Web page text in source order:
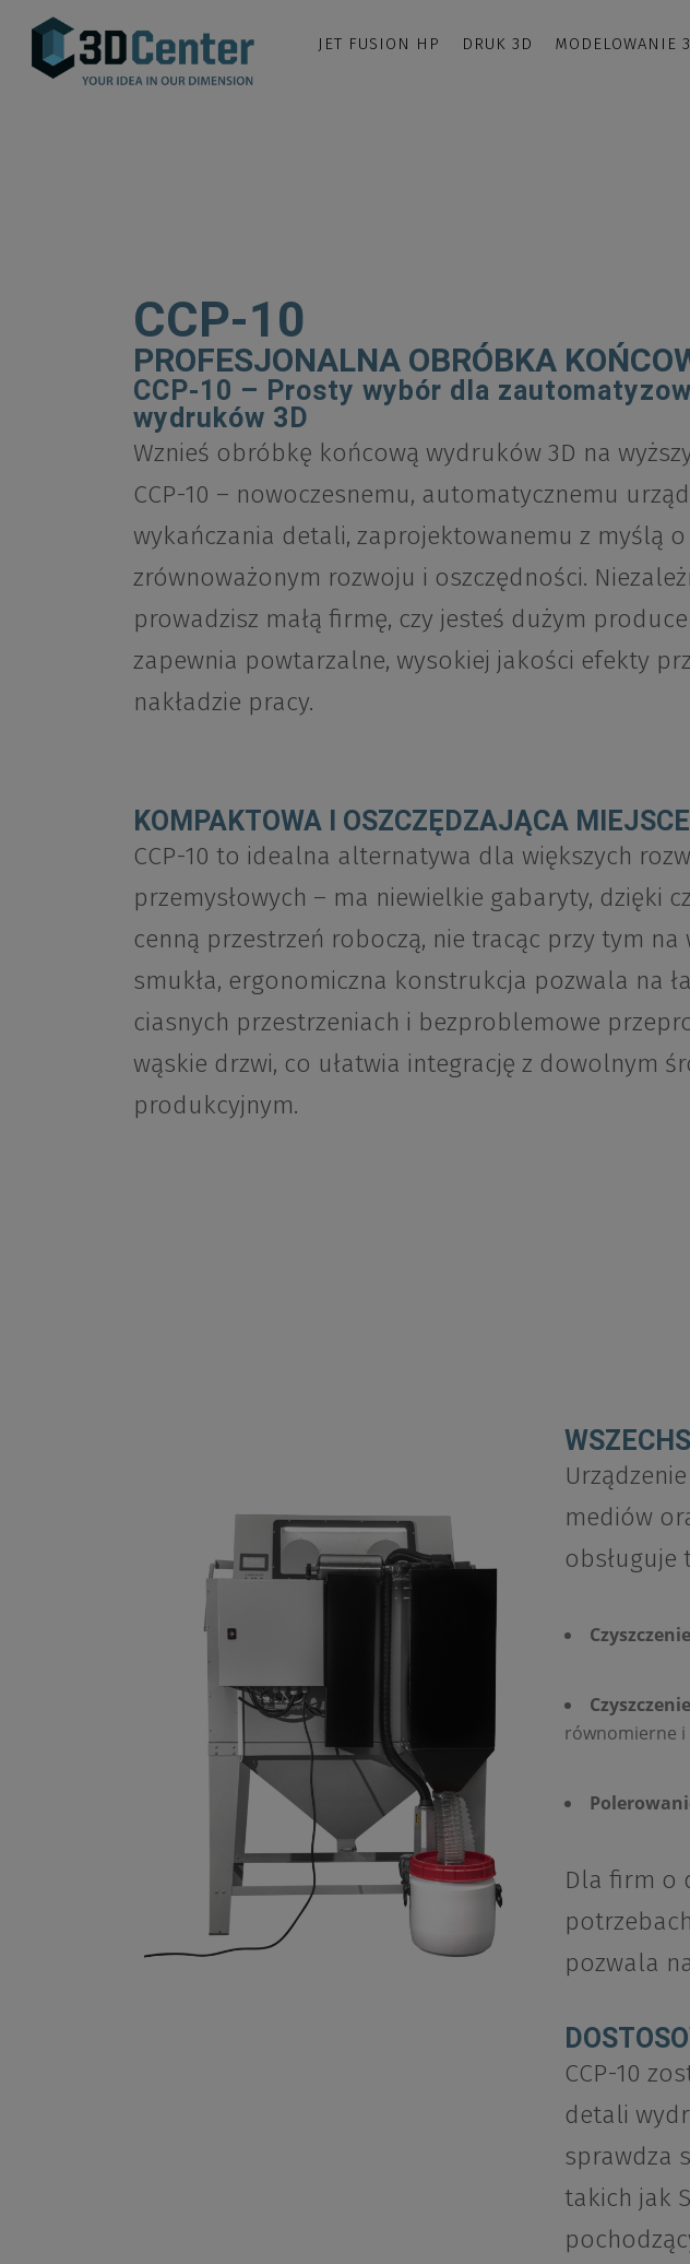
JET FUSION HP DRUK 3D MODELOWANIE
CCP-10
PROFESJONALNA OBRÓBKA
CCP-10 – Prosty wybór dla
wydruków 3D
Wznieś obróbkę końcową wydruków 3D na
CCP-10 – nowoczesnemu, automatycznemu
wykańczania detali, zaprojektowanemu z myślą
zrównoważonym rozwoju i oszczędności.
prowadzisz małą firmę, czy jesteś dużym
zapewnia powtarzalne, wysokiej jakości efekty
nakładzie pracy.
KOMPAKTOWA I OSZCZĘDZAJĄCA
CCP-10 to idealna alternatywa dla większych
przemysłowych – ma niewielkie gabaryty, dzięki
cenną przestrzeń roboczą, nie tracąc przy tym na
smukła, ergonomiczna konstrukcja pozwala na
ciasnych przestrzeniach i bezproblemowe
wąskie drzwi, co ułatwia integrację z dowolnym
produkcyjnym.
mediów
obsługuje
Czyszczenie
równomierne i
Dla firm o
pozwala
CCP-10
detali
sprawdza
takich jak